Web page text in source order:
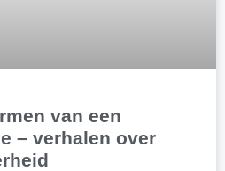
van een
– verhalen over